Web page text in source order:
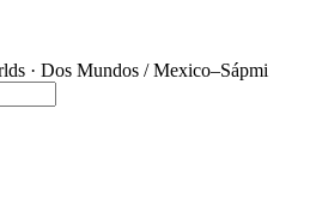
· Dos Mundos / Mexico–Sápmi